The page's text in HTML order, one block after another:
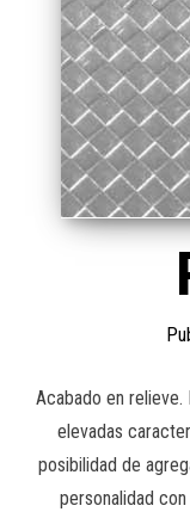
Acabado en relieve.
elevadas
posibilidad de
personalidad